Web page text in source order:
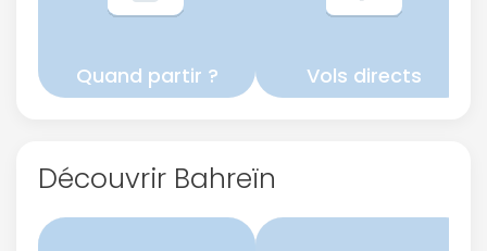
Quand partir ? Vols directs
Découvrir Bahreïn